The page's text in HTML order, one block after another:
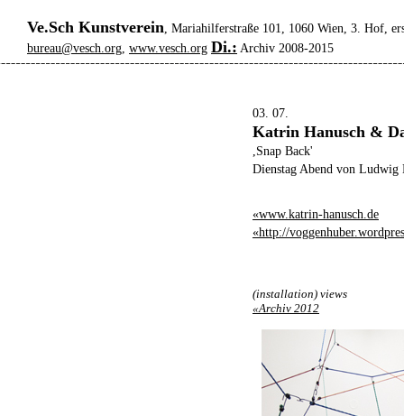
Ve.Sch Kunstverein, Mariahilferstraße 101, 1060 Wien, 3. Hof,
bureau@vesch.org, www.vesch.org Di.: Archiv 2008-2015
03. 07.
Katrin Hanusch &
,Snap Back'
Dienstag Abend von
«www.katrin-hanusch.de
«http://
(installation) views
«Archiv 2012